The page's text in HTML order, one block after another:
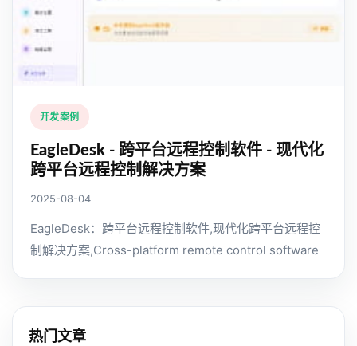
开发案例
EagleDesk - 跨平台远程控制软件 - 现代化
跨平台远程控制解决方案
2025-08-04
EagleDesk：跨平台远程控制软件,现代化跨平台远程控
制解决方案,Cross-platform remote control software
热门文章